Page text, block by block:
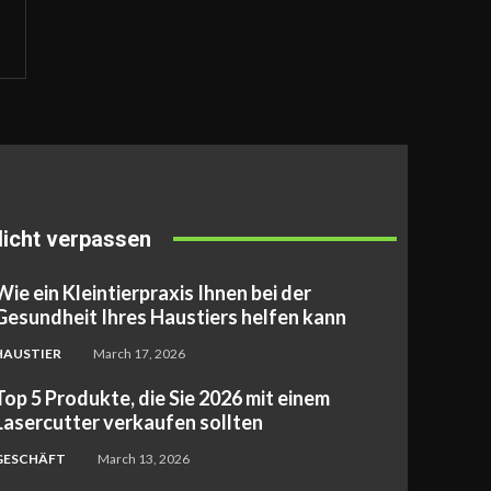
verpassen
ein Kleintierpraxis Ihnen bei der
Ihres Haustiers helfen kann
March 17, 2026
5 Produkte, die Sie 2026 mit einem
verkaufen sollten
March 13, 2026